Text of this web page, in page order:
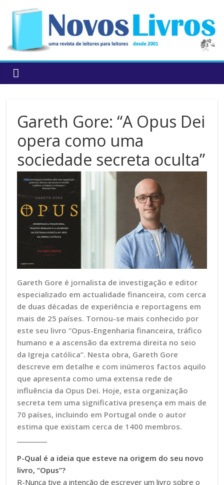
content
Gareth Gore: “A Opus Dei
opera como uma
sociedade secreta oculta”
Gareth Gore é jornalista de investigação e editor
especializado em actualidade financeira, com cerca
de duas décadas de experiência e reportagens em
mais de 25 países. Tornou-se mais conhecido por
este seu livro “Opus-Engenharia financeira, tráfico
humano e a ascensão da extrema direita no seio
da Igreja católica”. Nesta obra, Gareth Gore
descreve em detalhe e com inúmeros factos aquilo
que apresenta como uma extensa rede de
influência da Opus Dei. Hoje, esta organização
secreta tem uma significativa presença em mais de
70 países, incluindo em Portugal onde o autor
estima que existam cerca de 1400 membros.
P-Qual é a ideia que esteve na origem do seu novo
livro, “Opus”?
R-Nunca tive a intenção de escrever um livro sobre o